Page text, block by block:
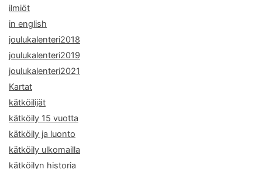
ilmiöt
in english
joulukalenteri2018
joulukalenteri2019
joulukalenteri2021
Kartat
kätköilijät
kätköily 15 vuotta
kätköily ja luonto
kätköily ulkomailla
kätköilyn historia